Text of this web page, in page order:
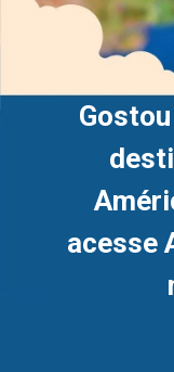
acesse